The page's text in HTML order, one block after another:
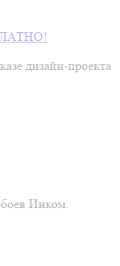
дизайн‑проекта
Инком.